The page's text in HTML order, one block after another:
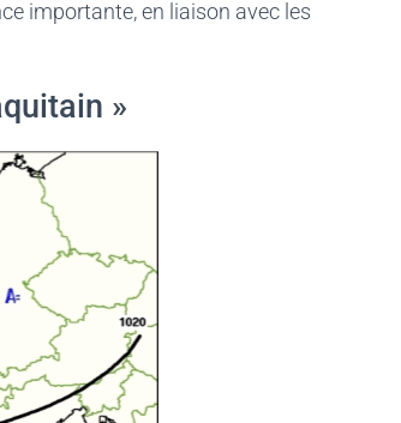
importante, en liaison avec les
»